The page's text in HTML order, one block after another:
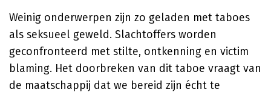
Weinig onderwerpen zijn zo geladen met taboes
als seksueel geweld. Slachtoffers worden
geconfronteerd met stilte, ontkenning en victim
blaming. Het doorbreken van dit taboe vraagt van
de maatschappij dat we bereid zijn écht te